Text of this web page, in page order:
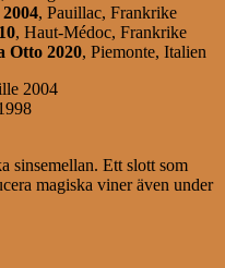
, Pauillac, Frankrike
, Haut-Médoc, Frankrike
Otto 2020, Piemonte, Italien
2004
sinsemellan. Ett slott som
magiska viner även under